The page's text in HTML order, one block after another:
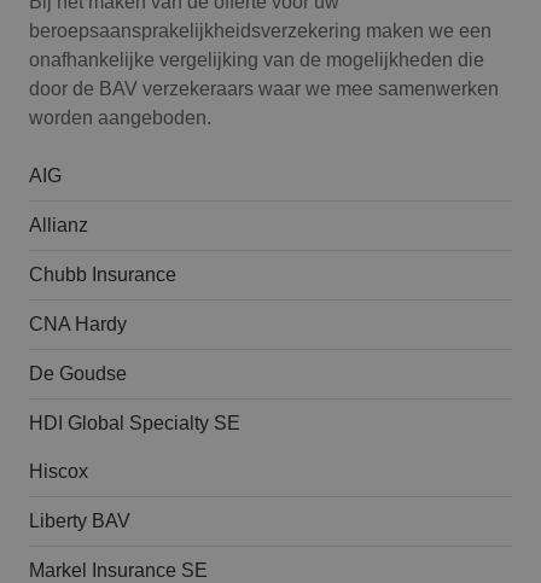
beroepsaansprakelijk­heids­verzekering maken we een
onafhankelijke vergelijking van de mogelijkheden die
door de BAV verzekeraars waar we mee samenwerken
worden aangeboden.
AIG
Allianz
Chubb Insurance
CNA Hardy
De Goudse
HDI Global Specialty SE
Hiscox
Liberty BAV
Markel Insurance SE